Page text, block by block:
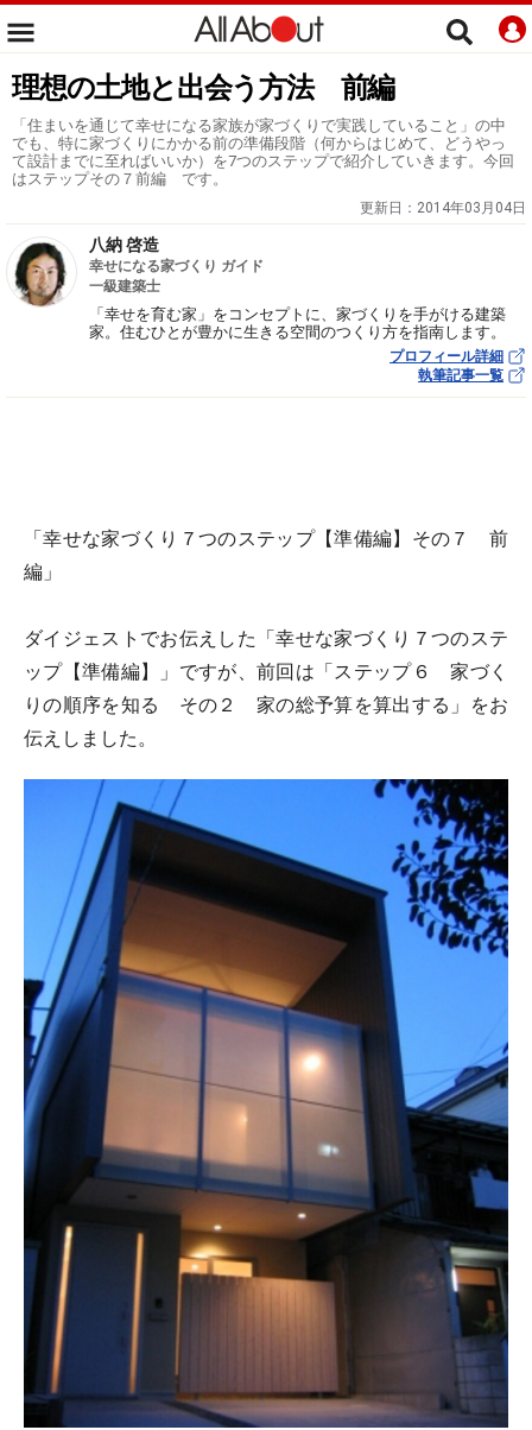
理想の土地と出会う方法 前編
「住まいを通じて幸せになる家族が家づくりで実践していること」の中
でも、特に家づくりにかかる前の準備段階（何からはじめて、どうやっ
て設計までに至ればいいか）を7つのステップで紹介していきます。今回
はステップその７前編 です。
更新日： 2014年03月04日
八納 啓造
幸せになる家づくり ガイド
一級建築士
「幸せを育む家」をコンセプトに、家づくりを手がける建築
家。住むひとが豊かに生きる空間のつくり方を指南します。
プロフィール詳細
執筆記事一覧
「幸せな家づくり７つのステップ【準備編】その７ 前
編」
ダイジェストでお伝えした「幸せな家づくり７つのステ
ップ【準備編】」ですが、前回は「ステップ６ 家づく
りの順序を知る その２ 家の総予算を算出する」をお
伝えしました。